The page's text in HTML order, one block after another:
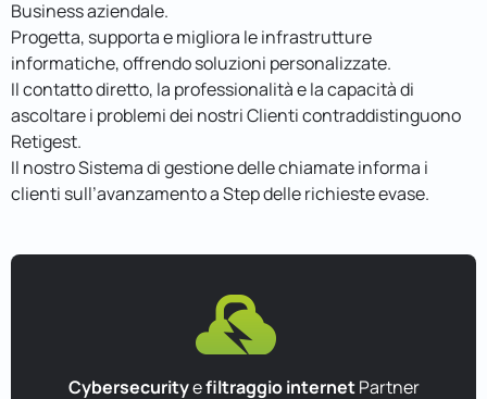
Business aziendale.
Progetta, supporta e migliora le infrastrutture
informatiche, offrendo soluzioni personalizzate.
Il contatto diretto, la professionalità e la capacità di
ascoltare i problemi dei nostri Clienti contraddistinguono
Retigest.
Il nostro Sistema di gestione delle chiamate informa i
clienti sull’avanzamento a Step delle richieste evase.
Cybersecurityefiltraggio internetPartner